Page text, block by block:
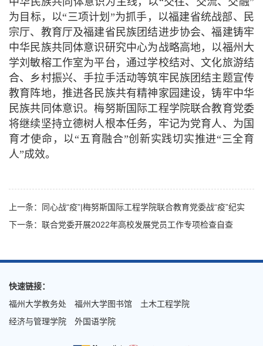
为目标，以“三项计划”为抓手，以福建省统战部、民
宗厅、教育厅及福建省民族团结进步协会、福建铸牢
中华民族共同体意识研究中心为战略高地，以福州大
学刘敏榕工作室为平台，通过学校结对、文化旅游结
合、乡村振兴、手拉手活动等筑牢民族团结主题宣传
教育阵地，推进各民族共有精神家园建设，铸牢中华
民族共同体意识。梅努斯国际工程学院联合教育党委
将继续坚持立德树人根本任务，牢记为党育人、为国
育才使命，以“五育融合”创新实践切实推进“三全育
人”成效。
上一条：同心战“疫”|梅努斯国际工程学院联合教育党委战“疫”纪实
下一条：联合党委开展2022年高校发展党员工作专项检查自查
快速链接：
福州大学教务处
福州大学图书馆
土木工程学院
经济与管理学院
外国语学院